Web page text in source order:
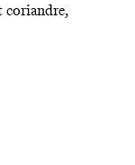
coriandre,